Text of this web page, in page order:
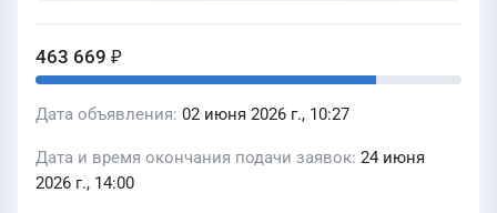
463 669 ₽
Дата объявления 02 июня 2026 г., 10:27
Дата и время окончания подачи заявок 24 июня
2026 г., 14:00